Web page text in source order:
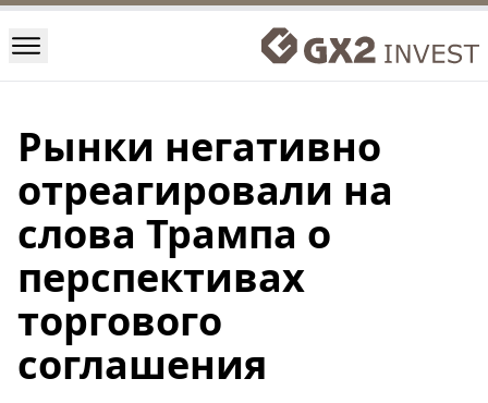
Рынки негативно
отреагировали на
слова Трампа о
перспективах
торгового
соглашения